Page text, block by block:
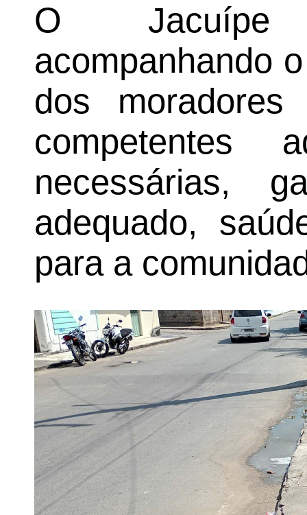
O Jacuípe
acompanhando
dos
competentes
necessárias,
adequado,
para a